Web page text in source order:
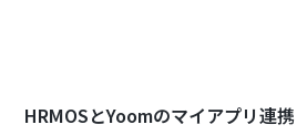
HRMOSとYoomのマイアプリ連携